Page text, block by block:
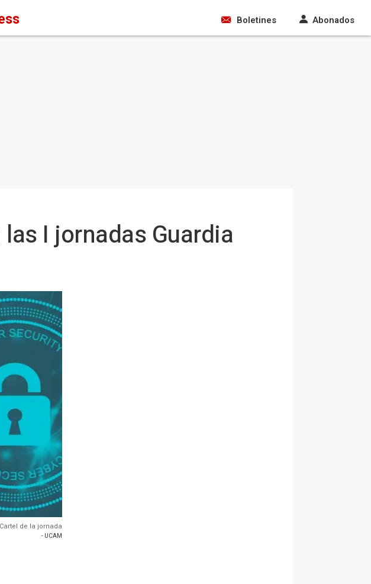
Boletines Abonados
I jornadas Guardia
Cartel de la jornada
- UCAM